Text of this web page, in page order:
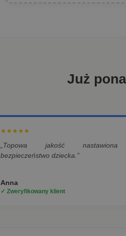
Już
★★★★★
„Topowa jakość
bezpieczeństwo dziecka.”
Anna
✓ Zweryfikowany klient